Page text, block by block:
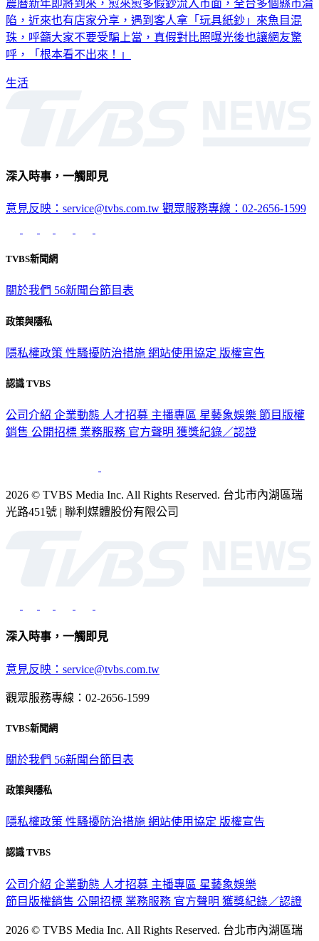
農曆新年即將到來，愈來愈多假鈔流入市面，全台多個縣市淪
陷，近來也有店家分享，遇到客人拿「玩具紙鈔」來魚目混
珠，呼籲大家不要受騙上當，真假對比照曝光後也讓網友驚
呼，「根本看不出來！」
生活
深入時事，一觸即見
意見反映：service@tvbs.com.tw 觀眾服務專線：02-2656-1599
TVBS新聞網
關於我們 56新聞台節目表
政策與隱私
隱私權政策 性騷擾防治措施 網站使用協定 版權宣告
認識 TVBS
公司介紹 企業動態 人才招募 主播專區 星藝象娛樂 節目版權
銷售 公開招標 業務服務 官方聲明 獲獎紀錄／認證
2026 © TVBS Media Inc. All Rights Reserved. 台北市內湖區瑞
光路451號 | 聯利媒體股份有限公司
深入時事，一觸即見
意見反映：service@tvbs.com.tw
觀眾服務專線：02-2656-1599
TVBS新聞網
關於我們 56新聞台節目表
政策與隱私
隱私權政策 性騷擾防治措施 網站使用協定 版權宣告
認識 TVBS
公司介紹 企業動態 人才招募 主播專區 星藝象娛樂
節目版權銷售 公開招標 業務服務 官方聲明 獲獎紀錄／認證
2026 © TVBS Media Inc. All Rights Reserved. 台北市內湖區瑞